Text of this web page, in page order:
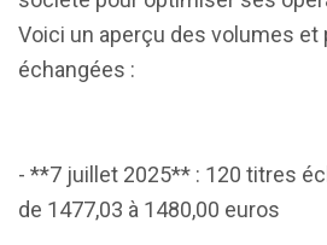
Voici un aperçu des volumes et
échangées :
- **7 juillet 2025** : 120 titres
de 1477,03 à 1480,00 euros